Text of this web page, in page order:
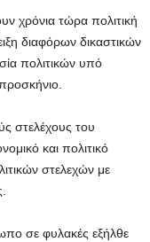
χρόνια τώρα πολιτική
διαφόρων δικαστικών
πολιτικών υπό
στελέχους του
και πολιτικό
στελεχών με
σε φυλακές εξήλθε